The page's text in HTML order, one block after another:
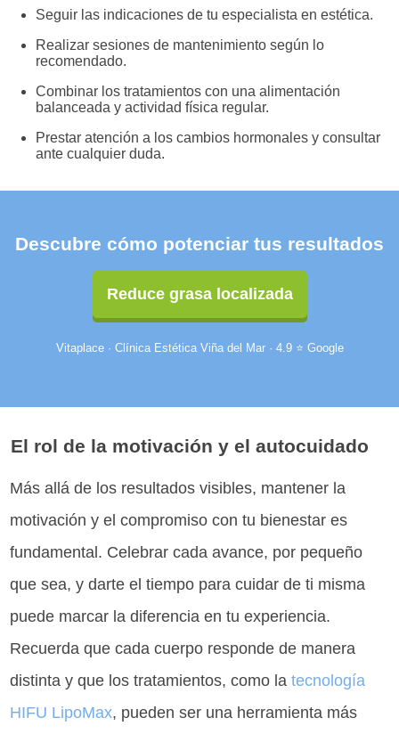
Seguir las indicaciones de tu especialista en estética.
Realizar sesiones de mantenimiento según lo
recomendado.
Combinar los tratamientos con una alimentación
balanceada y actividad física regular.
Prestar atención a los cambios hormonales y consultar
ante cualquier duda.
Descubre cómo potenciar tus resultados
Reduce grasa localizada
Vitaplace · Clínica Estética Viña del Mar · 4.9 ⭐ Google
El rol de la motivación y el autocuidado
Más allá de los resultados visibles, mantener la
motivación y el compromiso con tu bienestar es
fundamental. Celebrar cada avance, por pequeño
que sea, y darte el tiempo para cuidar de ti misma
puede marcar la diferencia en tu experiencia.
Recuerda que cada cuerpo responde de manera
distinta y que los tratamientos, como latecnología
HIFU LipoMax, pueden ser una herramienta más